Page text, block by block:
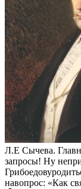
Л.Е Сычева.
запросы! Ну
навопрос: «Как